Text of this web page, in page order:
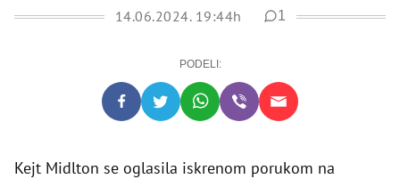
14.06.2024. 19:44h 1
PODELI:
Kejt Midlton se oglasila iskrenom porukom na